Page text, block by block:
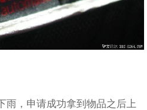
雨，申请成功拿到物品之后上